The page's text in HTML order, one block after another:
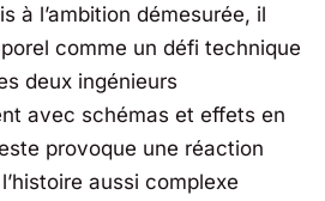
à l’ambition démesurée, il
comme un défi technique
deux ingénieurs
avec schémas et effets en
provoque une réaction
aussi complexe